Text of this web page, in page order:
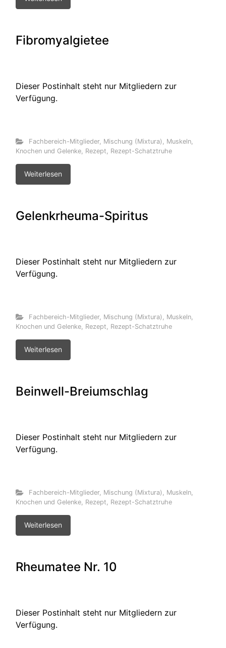
Fibromyalgietee
Dieser Postinhalt steht nur Mitgliedern zur
Verfügung.
Fachbereich-Mitglieder, Mischung (Mixtura)
Muskeln,
Knochen und Gelenke Rezept Rezept-Schatztruhe
Weiterlesen
Gelenkrheuma-Spiritus
Dieser Postinhalt steht nur Mitgliedern zur
Verfügung.
Fachbereich-Mitglieder, Mischung (Mixtura)
Muskeln,
Knochen und Gelenke Rezept Rezept-Schatztruhe
Weiterlesen
Beinwell-Breiumschlag
Dieser Postinhalt steht nur Mitgliedern zur
Verfügung.
Fachbereich-Mitglieder, Mischung (Mixtura)
Muskeln,
Knochen und Gelenke Rezept Rezept-Schatztruhe
Weiterlesen
Rheumatee Nr. 10
Dieser Postinhalt steht nur Mitgliedern zur
Verfügung.